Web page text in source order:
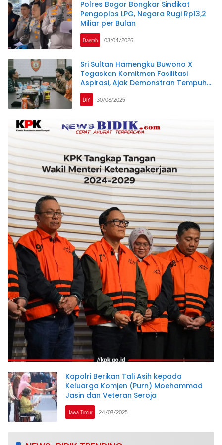
Polres Bogor Bongkar Sindikat
Pengoplos LPG, Negara Rugi Rp13,2
Miliar per Bulan
Daerah 03/04/2026
Sri Sultan Hamengku Buwono X
Tegaskan Komitmen Fasilitasi
Aspirasi, Ajak Demonstran Tempuh
Jalur Tertib
DIY 30/08/2025
Kapolri Berikan Tali Asih kepada
Keluarga Komjen (Purn) Moehammad
Jasin dan Veteran Seroja
Jawa Timur 24/08/2025
www.newsbidik.com